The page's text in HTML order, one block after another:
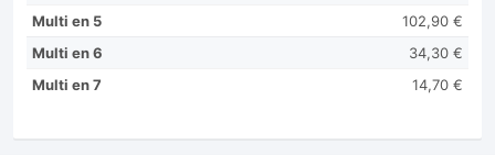
Multi en 5
102,90 €
Multi en 6
34,30 €
Multi en 7
14,70 €